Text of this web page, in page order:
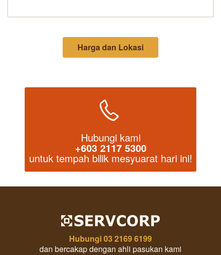
Harga dan Lokasi
Hubungi kami
+603 2117 5300
untuk tempah bilik mesyuarat hari ini!
Hubungi03 2169 6199
dan bercakap dengan ahli pasukan kami